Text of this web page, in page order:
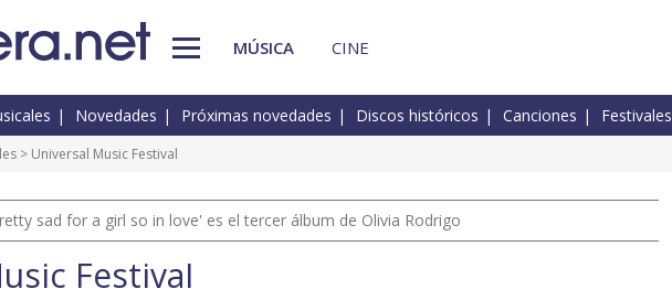
MÚSICA CINE
Novedades Próximas novedades Discos históricos Canciones Festivales
> Universal Music Festival
sad for a girl so in love' es el tercer álbum de Olivia Rodrigo
Festival